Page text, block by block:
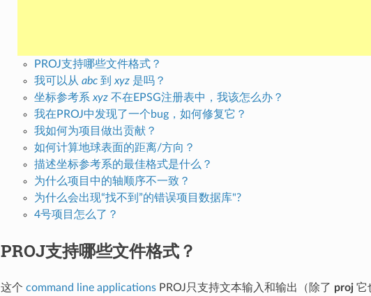
PROJ支持哪些文件格式？
我可以从 abc到 xyz是吗？
坐标参考系 xyz不在EPSG注册表中，我该怎么办？
我在PROJ中发现了一个bug，如何修复它？
我如何为项目做出贡献？
如何计算地球表面的距离/方向？
描述坐标参考系的最佳格式是什么？
为什么项目中的轴顺序不一致？
为什么会出现“找不到”的错误项目数据库"?
4号项目怎么了？
PROJ支持哪些文件格式？
这个 command line applicationsPROJ只支持文本输入和输出（除了 proj它